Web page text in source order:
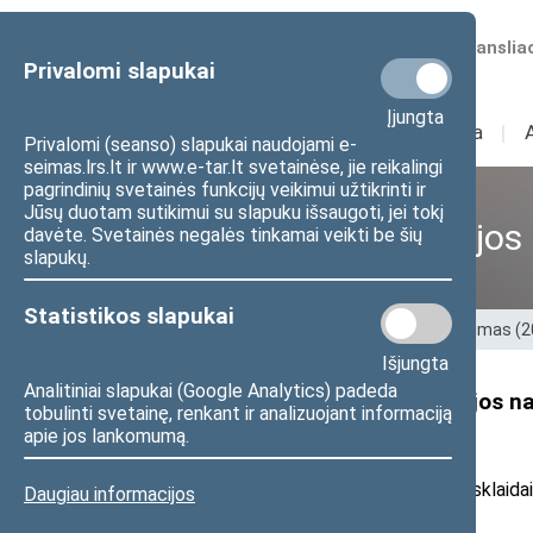
Privalomi slapukai
Įjungta
Privalomi (seanso) slapukai naudojami e-
seimas.lrs.lt ir www.e-tar.lt svetainėse, jie reikalingi
pagrindinių svetainės funkcijų veikimui užtikrinti ir
Jūsų duotam sutikimui su slapuku išsaugoti, jei tokį
davėte. Svetainės negalės tinkamai veikti be šių
slapukų.
Statistikos slapukai
Išjungta
Analitiniai slapukai (Google Analytics) padeda
tobulinti svetainę, renkant ir analizuojant informaciją
apie jos lankomumą.
Daugiau informacijos
Numatomos
Sudėtis Veikla I
Ankstesnės kadencijos
Pradžia>Ankstesnės kadencijos > XIII Seimas
Seimo Liberalų sąjūdžio frakcijos
valdys valstybinę žemę“
2022 m. birželio 30 d. pranešimas žiniasklaidai